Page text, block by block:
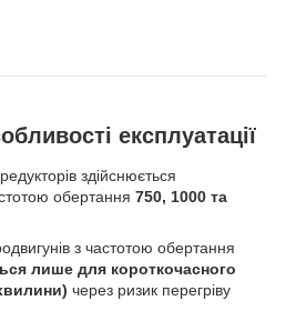
експлуатації
здійснюється
обертання 750, 1000 та
з частотою обертання
лише для короткочасного
через ризик перегріву